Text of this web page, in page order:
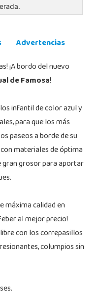
Advertencias
¡A bordo del nuevo
de Famosa!
infantil de color azul y
para que los más
paseos a borde de su
materiales de óptima
gran grosor para aportar
máxima calidad en
al mejor precio!
con los correpasillos
columpios sin